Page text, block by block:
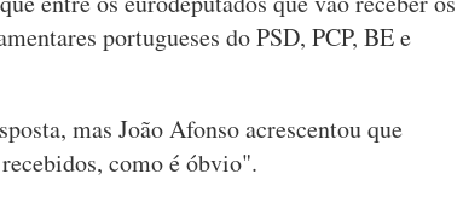
portugueses do PSD, PCP, BE e
mas João Afonso acrescentou que
como é óbvio".